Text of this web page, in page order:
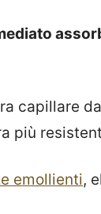
capillare
più
emollienti,